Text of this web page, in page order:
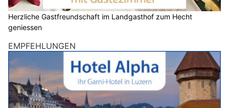
Herzliche Gastfreundschaft im Landgasthof zum Hecht
geniessen
EMPFEHLUNGEN